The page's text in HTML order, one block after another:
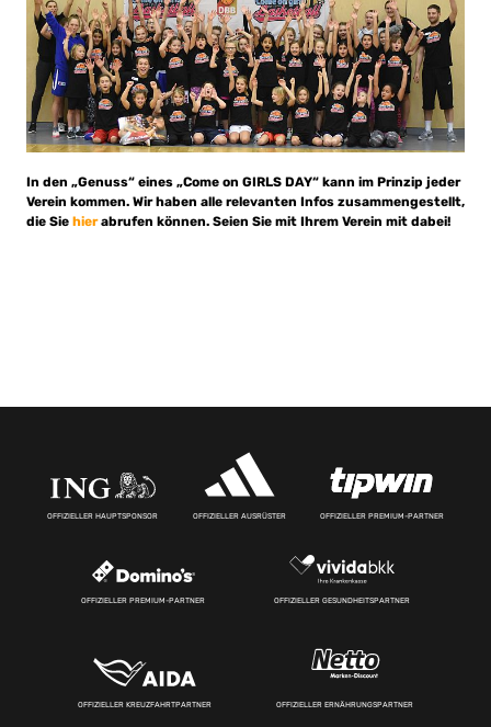
In den „Genuss“ eines „Come on GIRLS DAY“ kann im Prinzip jeder
Verein kommen. Wir haben alle relevanten Infos zusammengestellt,
die Sie hierabrufen können. Seien Sie mit Ihrem Verein mit dabei!
OFFIZIELLER HAUPTSPONSOR OFFIZIELLER AUSRÜSTER OFFIZIELLER PREMIUM-PARTNER
OFFIZIELLER PREMIUM-PARTNER OFFIZIELLER GESUNDHEITSPARTNER
OFFIZIELLER KREUZFAHRTPARTNER OFFIZIELLER ERNÄHRUNGSPARTNER